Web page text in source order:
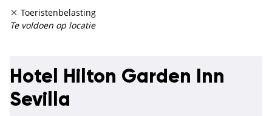
Toeristenbelasting
Te voldoen op locatie
Hotel Hilton Garden Inn
Sevilla